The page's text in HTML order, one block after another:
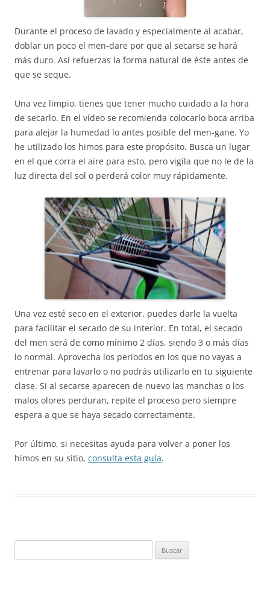
Durante el proceso de lavado y especialmente al acabar,
doblar un poco el men-dare por que al secarse se hará
más duro. Así refuerzas la forma natural de éste antes de
que se seque.
Una vez limpio, tienes que tener mucho cuidado a la hora
de secarlo. En el vídeo se recomienda colocarlo boca arriba
para alejar la humedad lo antes posible del men-gane. Yo
he utilizado los himos para este propósito. Busca un lugar
en el que corra el aire para esto, pero vigila que no le de la
luz directa del sol o perderá color muy rápidamente.
Una vez esté seco en el exterior, puedes darle la vuelta
para facilitar el secado de su interior. En total, el secado
del men será de como mínimo 2 días, siendo 3 o más días
lo normal. Aprovecha los periodos en los que no vayas a
entrenar para lavarlo o no podrás utilizarlo en tu siguiente
clase. Si al secarse aparecen de nuevo las manchas o los
malos olores perduran, repite el proceso pero siempre
espera a que se haya secado correctamente.
Por último, si necesitas ayuda para volver a poner los
himos en su sitio, consulta esta guía.